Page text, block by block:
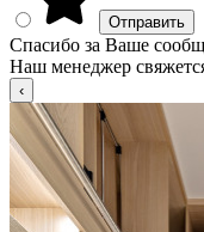
Спасибо за Ваше
Наш менеджер